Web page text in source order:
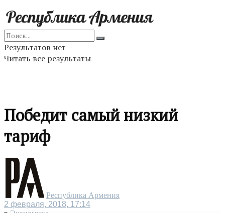
Результатов нет
Читать все результаты
Победит самый низкий
тариф
Республика Армения
2 февраля, 2018, 17:14